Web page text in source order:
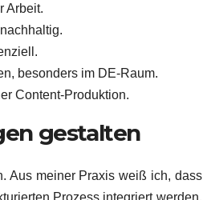
Arbeit.
besonders im DE-Raum.
Content-Produktion.
gestalten
Aus meiner Praxis weiß ich, dass